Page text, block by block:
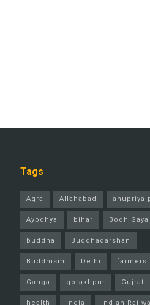
Tags
Agra Allahabad anupriya
Ayodhya bihar Bodh Gaya
buddha Buddhadarshan
Buddhism Delhi farmers
Ganga gorakhpur Gujrat
health india Indian